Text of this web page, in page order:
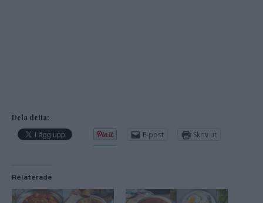
Dela detta:
E-post Skriv ut
Relaterade